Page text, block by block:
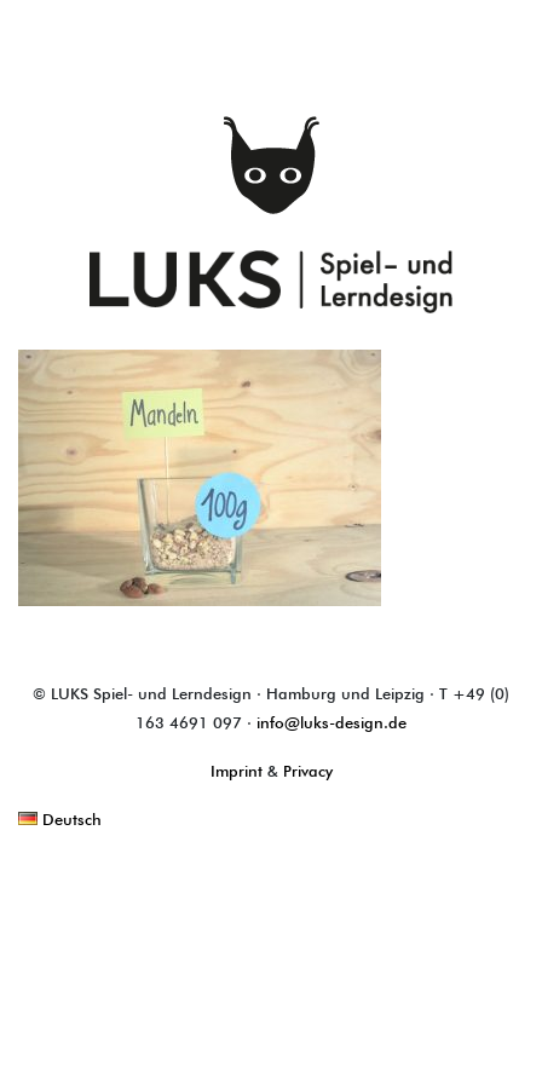
© LUKS Spiel- und Lerndesign · Hamburg und Leipzig · T +49 (0)
163 4691 097 · info@luks-design.de
Imprint& Privacy
Deutsch